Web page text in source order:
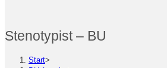
Stenotypist – BU
Start>